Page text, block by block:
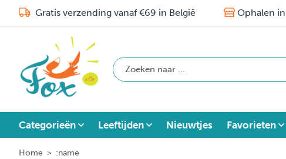
Gratis verzending vanaf €69 in België Ophalen
Categorieën Leeftijden Nieuwtjes Favorieten
Home > :name